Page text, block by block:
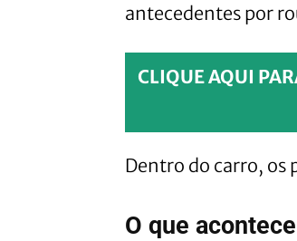
antecedentes por
CLIQUE AQUI
Dentro do carro, os
O que